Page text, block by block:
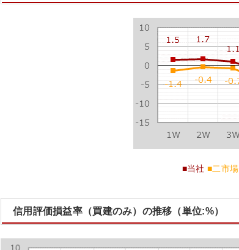
■当社 ■二市場
信用評価損益率（買建のみ）の推移（単位:%）